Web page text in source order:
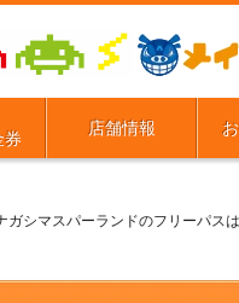
券
店舗情報
シマスパーランドのフリーパス